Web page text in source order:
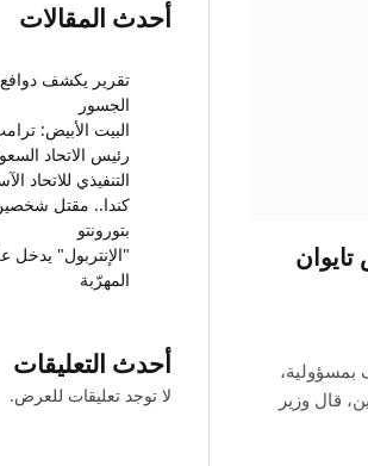
قال وزير
أحدث المقالات
تقرير يكشف
الجسور
البيت الأبيض:
رئيس الاتحاد
التنفيذي للاتحاد
بتورونتو
"الإنتربول" يدخل
المهرّبة
أحدث التعليقات
لا توجد تعليقات للعرض.